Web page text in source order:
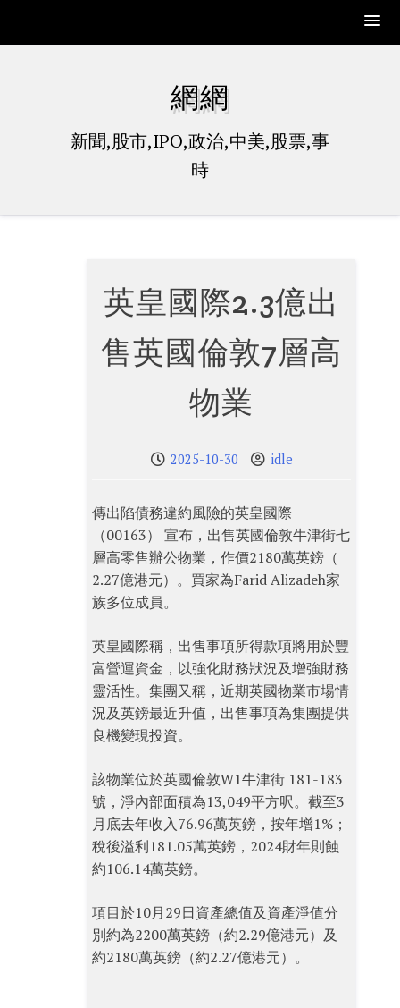
網網
新聞,股市,IPO,政治,中美,股票,事
時
英皇國際2.3億出
售英國倫敦7層高
物業
2025-10-30 idle
傳出陷債務違約風險的英皇國際
（00163） 宣布，出售英國倫敦牛津街七
層高零售辦公物業，作價2180萬英鎊（
2.27億港元）。買家為Farid Alizadeh家
族多位成員。
英皇國際稱，出售事項所得款項將用於豐
富營運資金，以強化財務狀況及增強財務
靈活性。集團又稱，近期英國物業市場情
況及英鎊最近升值，出售事項為集團提供
良機變現投資。
該物業位於英國倫敦W1牛津街 181-183
號，淨內部面積為13,049平方呎。截至3
月底去年收入76.96萬英鎊，按年增1%；
稅後溢利181.05萬英鎊，2024財年則蝕
約106.14萬英鎊。
項目於10月29日資產總值及資產淨值分
別約為2200萬英鎊（約2.29億港元）及
約2180萬英鎊（約2.27億港元）。